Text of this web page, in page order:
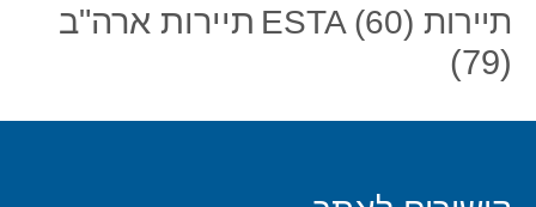
תיירות ESTA (60)
תיירות ארה"ב
(79)